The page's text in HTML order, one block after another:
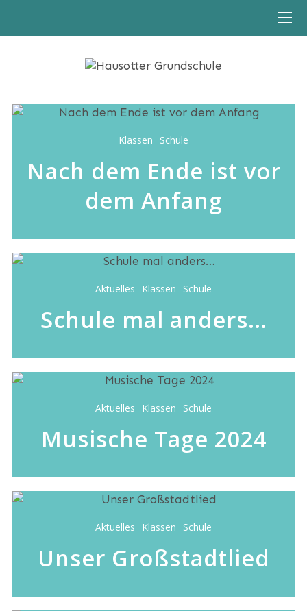
Klassen Schule
Nach dem Ende ist vor
dem Anfang
Aktuelles Klassen Schule
Schule mal anders…
Aktuelles Klassen Schule
Musische Tage 2024
Aktuelles Klassen Schule
Unser Großstadtlied